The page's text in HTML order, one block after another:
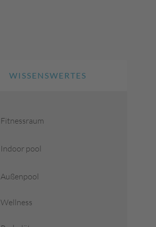
WISSENSWERTES
Fitnessraum
Indoor pool
Außenpool
Wellness